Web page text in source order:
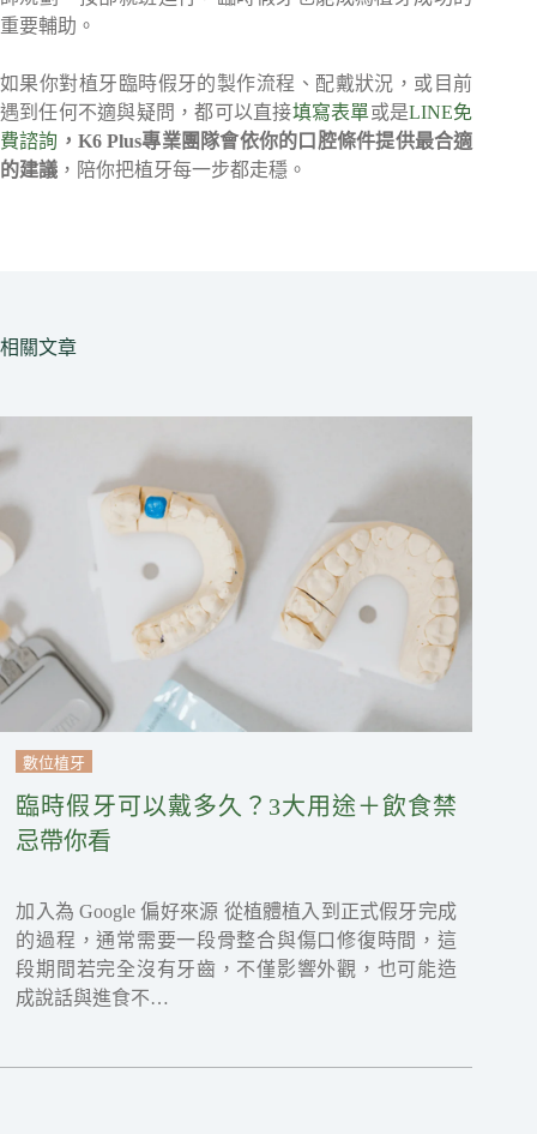
重要輔助。
如果你對植牙臨時假牙的製作流程、配戴狀況，或目前
遇到任何不適與疑問，都可以直接填寫表單或是LINE免
費諮詢 ，K6 Plus專業團隊會依你的口腔條件提供最合適
的建議 ，陪你把植牙每一步都走穩。
相關文章
數位植牙
臨時假牙可以戴多久？3大用途＋飲食禁
忌帶你看
加入為 Google 偏好來源 從植體植入到正式假牙完成
的過程，通常需要一段骨整合與傷口修復時間，這
段期間若完全沒有牙齒，不僅影響外觀，也可能造
成說話與進食不…